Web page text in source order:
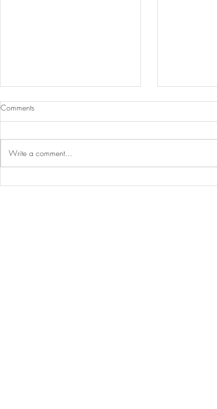
2023-05-02 修正「食品微生
2023-03-
Comments
Write a comment...